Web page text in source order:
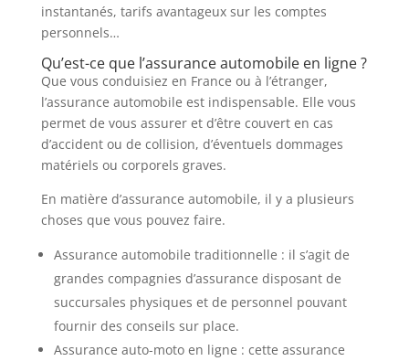
instantanés, tarifs avantageux sur les comptes
personnels…
Qu’est-ce que l’assurance automobile en ligne ?
Que vous conduisiez en France ou à l’étranger,
l’assurance automobile est indispensable. Elle vous
permet de vous assurer et d’être couvert en cas
d’accident ou de collision, d’éventuels dommages
matériels ou corporels graves.
En matière d’assurance automobile, il y a plusieurs
choses que vous pouvez faire.
Assurance automobile traditionnelle : il s’agit de
grandes compagnies d’assurance disposant de
succursales physiques et de personnel pouvant
fournir des conseils sur place.
Assurance auto-moto en ligne : cette assurance